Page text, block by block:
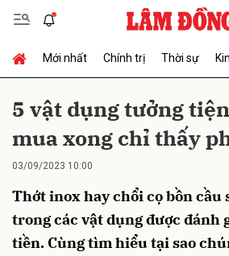
Mới nhất Chính trị Thời sự
5 vật dụng tưởng
mua xong chỉ thấy
03/09/2023 10:00
Thớt inox hay chổi cọ bồn cầu
trong các vật dụng được đánh
tiền. Cùng tìm hiểu tại sao
Gửi bình luận